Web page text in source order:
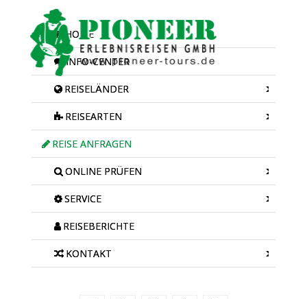
HOME
INFO-CENTER
REISELÄNDER
REISEARTEN
REISE ANFRAGEN
ONLINE PRÜFEN
SERVICE
REISEBERICHTE
KONTAKT